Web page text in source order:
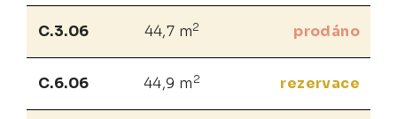
C.3.06 44,7 m2 prodáno
C.6.06 44,9 m 2 rezervace